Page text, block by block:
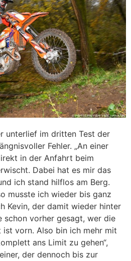
unterlief im dritten Test der
Fehler. „An einer
in der Anfahrt beim
Dabei hat es mir das
ich stand hilflos am Berg.
musste ich wieder bis ganz
Kevin, der damit wieder hinter
schon vorher gesagt, wer die
ist vorn. Also bin ich mehr mit
ans Limit zu gehen“,
der dennoch bis zur